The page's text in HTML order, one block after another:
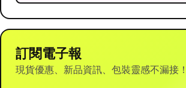
訂閱電子報
現貨優惠、新品資訊、包裝靈感不漏接！